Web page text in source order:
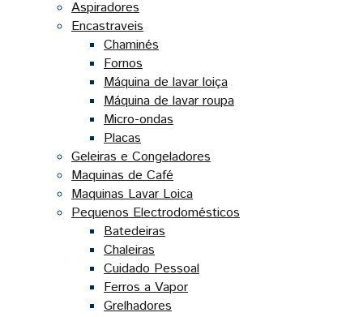
Aspiradores
Encastraveis
Chaminés
Fornos
Máquina de lavar loiça
Máquina de lavar roupa
Micro-ondas
Placas
Geleiras e Congeladores
Maquinas de Café
Maquinas Lavar Loica
Pequenos Electrodomésticos
Batedeiras
Chaleiras
Cuidado Pessoal
Ferros a Vapor
Grelhadores